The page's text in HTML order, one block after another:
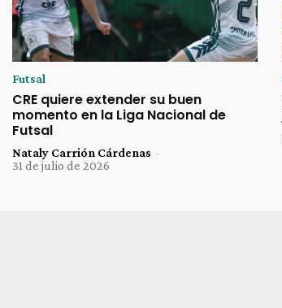
Futsal
CRE quiere extender su buen
momento en la Liga Nacional de
Futsal
Nataly Carrión Cárdenas -
31 de julio de 2026